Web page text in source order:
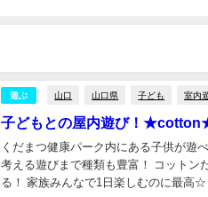
遊ぶ 山口 山口県 子ども 室内
子どもとの屋内遊び！
くだまつ健康パーク内にある子供が遊
考える遊びまで種類も豊富！ コット
る！ 家族みんなで1日楽しむのに最高